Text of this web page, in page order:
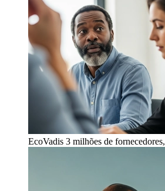
EcoVadis 3 milhões de fornecedores,